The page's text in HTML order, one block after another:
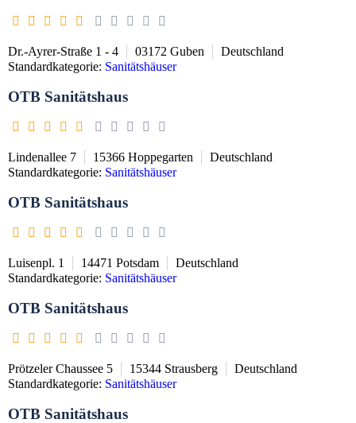
Dr.-Ayrer-Straße 1 - 4 03172 Guben
Deutschland
Standardkategorie: Sanitätshäuser
OTB Sanitätshaus
Lindenallee 7 15366 Hoppegarten
Deutschland
Standardkategorie: Sanitätshäuser
OTB Sanitätshaus
Luisenpl. 1 14471 Potsdam
Deutschland
Standardkategorie: Sanitätshäuser
OTB Sanitätshaus
Prötzeler Chaussee 5 15344 Strausberg
Deutschland
Standardkategorie: Sanitätshäuser
OTB Sanitätshaus